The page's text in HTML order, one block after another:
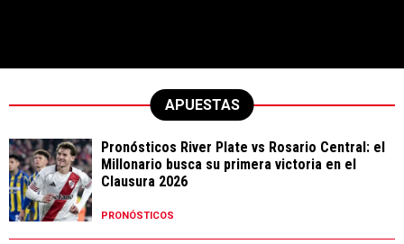
APUESTAS
Pronósticos River Plate vs Rosario Central: el
Millonario busca su primera victoria en el
Clausura 2026
PRONÓSTICOS